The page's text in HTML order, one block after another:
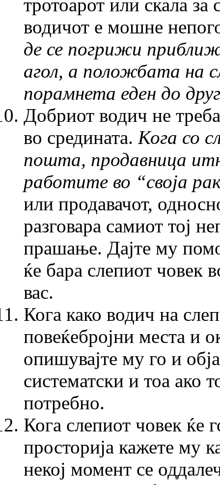
тротоарот или скала за
водичот е мошне
де се погрижи
агол, а положбата на
порамнета еден до
Добриот водич не
во средината. Кога со
пошта, продавница
работите во “своја
или продавачот,
разговара самиот тој
прашање. Дајте му
ќе бара слепиот човек
вас.
Кога како водич на
повеќебројни места и
опишувајте му го и
систематски и тоа ако
потребно.
Кога слепиот човек ќе
просторија кажете му
некој момент се